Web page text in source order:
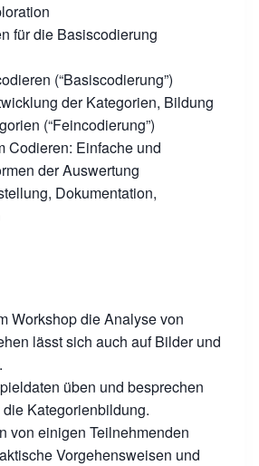
für die Basiscodierung
(“Basiscodierung”)
der Kategorien, Bildung
(“Feincodierung”)
Codieren: Einfache und
der Auswertung
Dokumentation,
Workshop die Analyse von
lässt sich auch auf Bilder und
üben und besprechen
Kategorienbildung.
von einigen Teilnehmenden
Vorgehensweisen und